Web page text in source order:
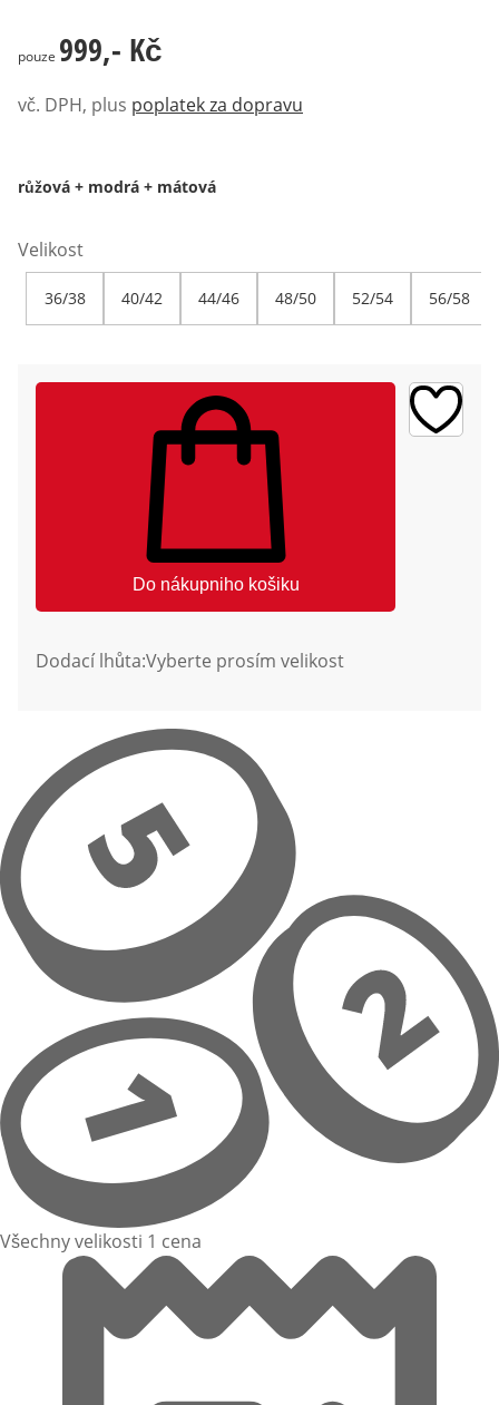
999,- Kč
pouze 999,- Kč
vč. DPH, plus poplatek za dopravu
růžová + modrá + mátová
Velikost
36/38 40/42 44/46 48/50 52/54 56/58
Do nákupniho košiku
Dodací lhůta:Vyberte prosím velikost
Všechny velikosti 1 cena